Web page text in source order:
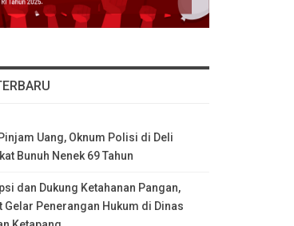
Uang, Oknum Polisi di Deli
Bunuh Nenek 69 Tahun
dan Dukung Ketahanan Pangan,
Gelar Penerangan Hukum di Dinas